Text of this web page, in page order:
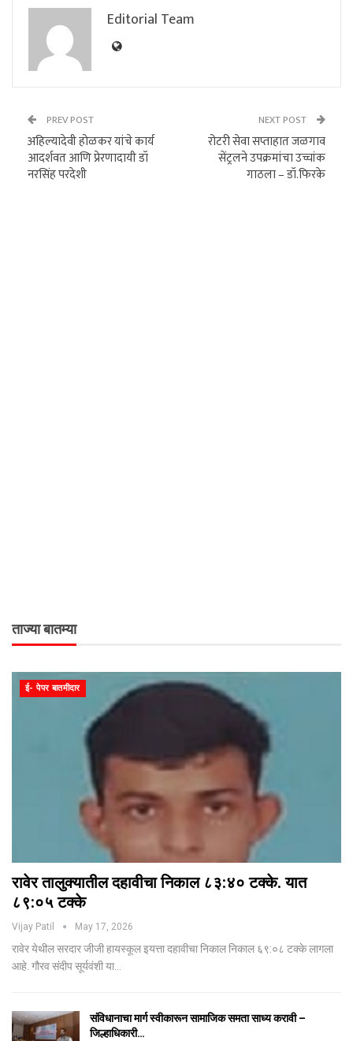
Editorial Team
PREV POST
अहिल्यादेवी होळकर यांचे कार्य
आदर्शवत आणि प्रेरणादायी डॉ
नरसिंह परदेशी
NEXT POST
रोटरी सेवा सप्ताहात जळगाव
सेंट्रलने उपक्रमांचा उच्चांक
गाठला – डॉ.फिरके
ताज्या बातम्या
ई- पेपर बातमीदार
रावेर तालुक्यातील दहावीचा निकाल ८३:४० टक्के. यात
८९:०५ टक्के
Vijay Patil May 17, 2026
रावेर येथील सरदार जीजी हायस्कूल इयत्ता दहावीचा निकाल निकाल ६९:०८ टक्के लागला
आहे. गौरव संदीप सूर्यवंशी या…
संविधानाचा मार्ग स्वीकारून सामाजिक समता साध्य करावी –
जिल्हाधिकारी…